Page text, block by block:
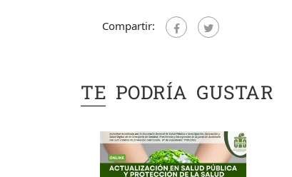
Compartir:
TE PODRÍA GUSTAR